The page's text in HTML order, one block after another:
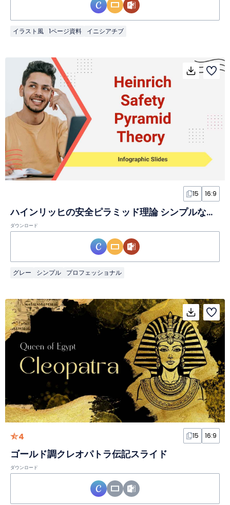
イラスト風 1ページ資料 イニシアチブ
15 16:9
ハインリッヒの安全ピラミッド理論 シンプルなインフォグラフィックスライド
ダウンロード
グレー シンプル プロフェッショナル
4 15 16:9
ゴールド調クレオパトラ伝記スライド
ダウンロード